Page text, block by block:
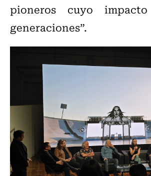
pioneros cuyo impacto
generaciones”.